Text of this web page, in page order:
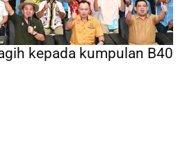
kepada kumpulan B40